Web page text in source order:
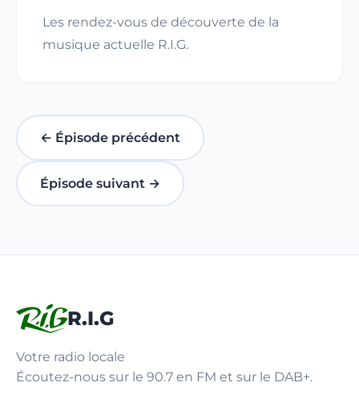
Les rendez-vous de découverte de la
musique actuelle R.I.G.
← Épisode précédent
Épisode suivant →
R.I.G
Votre radio locale
Écoutez-nous sur le 90.7 en FM et sur le DAB+.